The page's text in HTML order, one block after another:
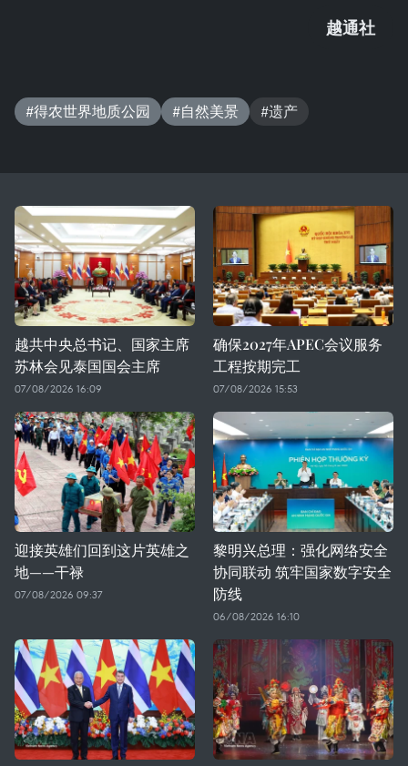
越通社
#得农世界地质公园 #自然美景 #遗产
越共中央总书记、国家主席
苏林会见泰国国会主席
07/08/2026 16:09
确保2027年APEC会议服务
工程按期完工
07/08/2026 15:53
迎接英雄们回到这片英雄之
地——干禄
07/08/2026 09:37
黎明兴总理：强化网络安全
协同联动 筑牢国家数字安全
防线
06/08/2026 16:10